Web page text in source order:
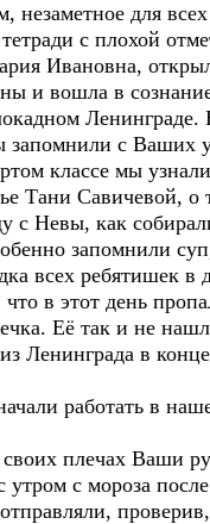
незаметное для всех
с плохой
Ивановна,
и вошла в
Ленинграде.
запомнили с Ваших
классе мы
Тани Савичевой, о
с Невы, как
запомнили
всех ребятишек в
в этот день
Её так и не
Ленинграда в
работать в
плечах Ваши
утром с мороза